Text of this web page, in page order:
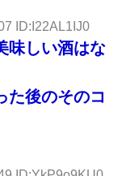
ID:I22AL1IJ0
味しい酒はな
た後のそのコ